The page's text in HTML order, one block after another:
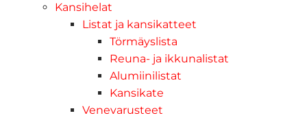
Kansihelat
Listat ja kansikatteet
Törmäyslista
Reuna- ja ikkunalistat
Alumiinilistat
Kansikate
Venevarusteet